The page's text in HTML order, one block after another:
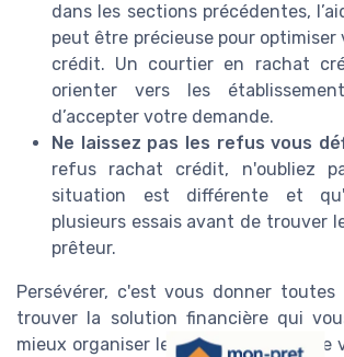
dans les sections précédentes,
peut être précieuse pour optimiser
crédit. Un courtier en rachat
orienter vers les
d’accepter votre demande.
Ne laissez pas les refus vous
refus rachat crédit, n'oubliez
situation est différente et
plusieurs essais avant de trouver
prêteur.
Persévérer, c'est vous donner
trouver la solution financière qui
mieux organiser le remboursement de